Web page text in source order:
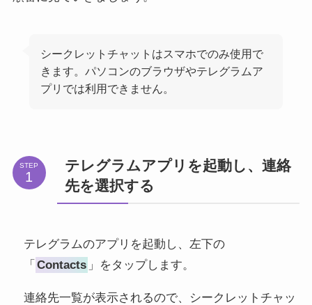
シークレットチャットはスマホでのみ使用で
きます。パソコンのブラウザやテレグラムア
プリでは利用できません。
STEP
テレグラムアプリを起動し、連絡
先を選択する
テレグラムのアプリを起動し、左下の
「 Contacts 」をタップします。
連絡先一覧が表示されるので、シークレットチャッ